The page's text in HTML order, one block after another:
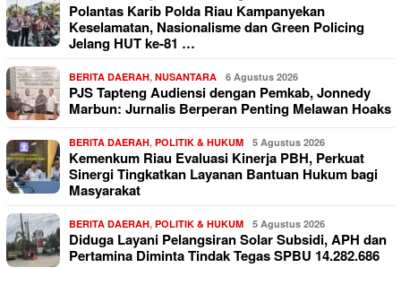
Polantas Karib Polda Riau Kampanyekan
Keselamatan, Nasionalisme dan Green Policing
Jelang HUT ke-81 …
BERITA DAERAH, NUSANTARA 6 Agustus 2026
PJS Tapteng Audiensi dengan Pemkab, Jonnedy
Marbun: Jurnalis Berperan Penting Melawan Hoaks
BERITA DAERAH, POLITIK & HUKUM 5 Agustus 2026
Kemenkum Riau Evaluasi Kinerja PBH, Perkuat
Sinergi Tingkatkan Layanan Bantuan Hukum bagi
Masyarakat
BERITA DAERAH, POLITIK & HUKUM 5 Agustus 2026
Diduga Layani Pelangsiran Solar Subsidi, APH dan
Pertamina Diminta Tindak Tegas SPBU 14.282.686